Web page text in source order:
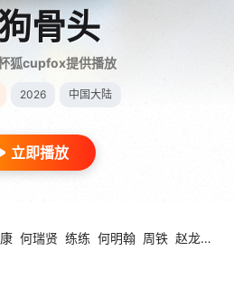
骨头
狐cupfox提供播放
2026 中国大陆
立即播放
何瑞贤 练练 何明翰 周铁 赵龙豪